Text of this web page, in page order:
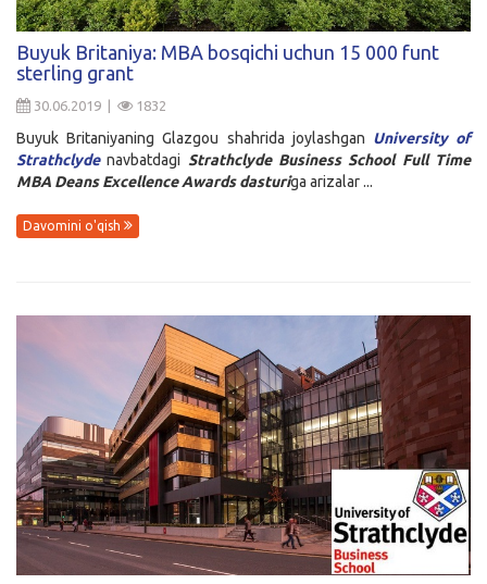
Buyuk Britaniya: MBA bosqichi uchun 15 000 funt
sterling grant
30.06.2019 | 1832
Buyuk Britaniyaning Glazgou shahrida joylashgan University of
Strathclydenavbatdagi Strathclyde Business School Full Time
MBA Deans Excellence Awards dasturiga arizalar ...
Davomini o'qish